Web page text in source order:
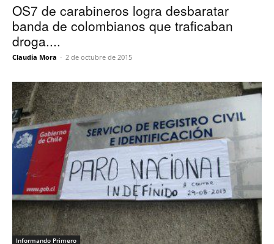
OS7 de carabineros logra desbaratar
banda de colombianos que traficaban
droga....
Claudia Mora - 2 de octubre de 2015
Informando Primero